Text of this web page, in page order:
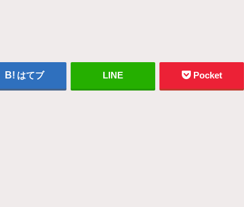
はてブ LINE Pocket